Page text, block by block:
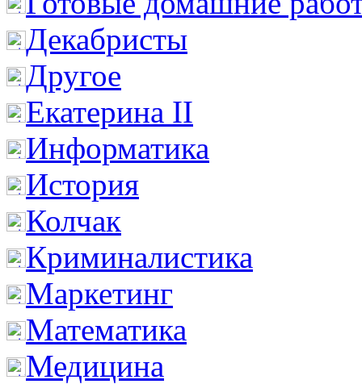
Декабристы
Другое
Екатерина II
Информатика
История
Колчак
Криминалистика
Маркетинг
Математика
Медицина